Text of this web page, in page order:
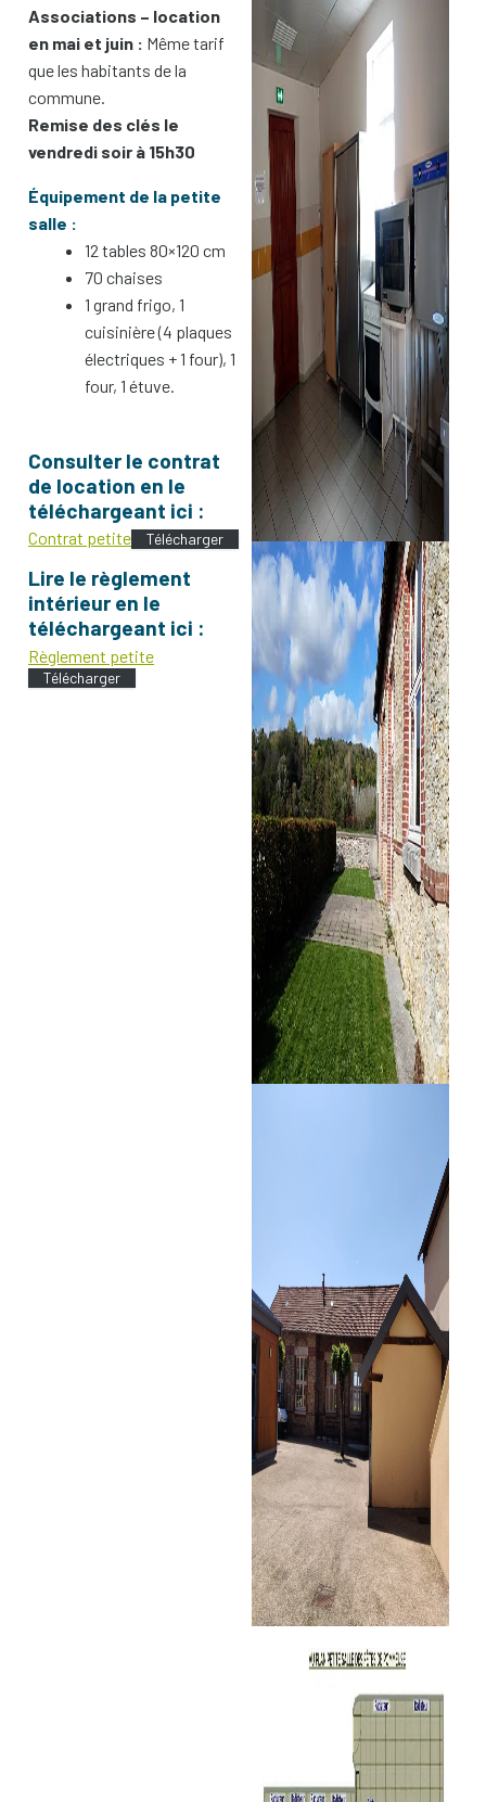
Associations – location
en mai et juin : Même tarif
que les habitants de la
commune.
Remise des clés le
vendredi soir à 15h30
Équipement de la petite
salle :
12 tables 80×120 cm
70 chaises
1 grand frigo, 1
cuisinière (4 plaques
électriques + 1 four), 1
four, 1 étuve.
Consulter le contrat
de location en le
téléchargeant ici :
Contrat petite Télécharger
Lire le règlement
intérieur en le
téléchargeant ici :
Règlement petite
Télécharger